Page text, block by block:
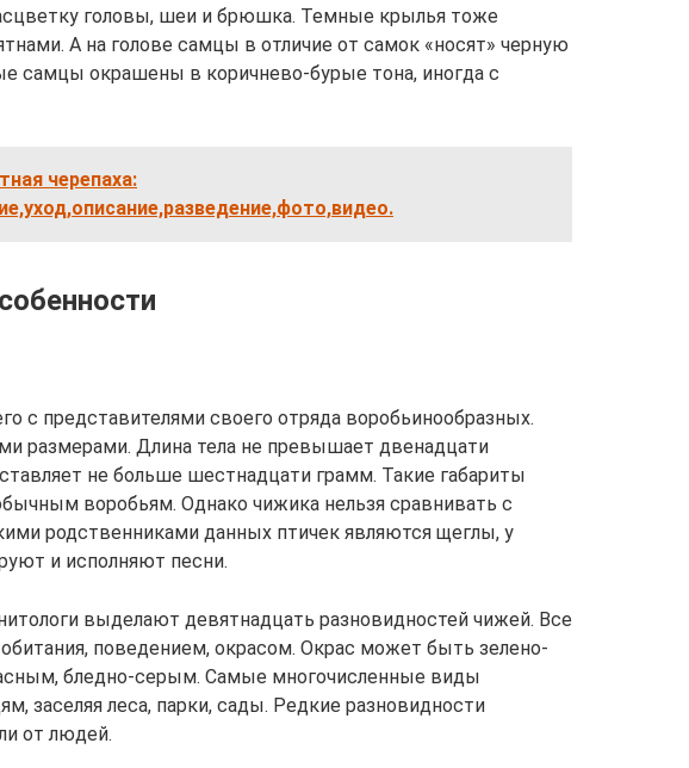
головы, шеи и брюшка. Темные крылья тоже
А на голове самцы в отличие от самок «носят» черную
самцы окрашены в коричнево-бурые тона, иногда с
черепаха:
с представителями своего отряда воробьинообразных.
размерами. Длина тела не превышает двенадцати
не больше шестнадцати грамм. Такие габариты
воробьям. Однако чижика нельзя сравнивать с
родственниками данных птичек являются щеглы, у
и исполняют песни.
выделают девятнадцать разновидностей чижей. Все
поведением, окрасом. Окрас может быть зелено-
бледно-серым. Самые многочисленные виды
заселяя леса, парки, сады. Редкие разновидности
от людей.